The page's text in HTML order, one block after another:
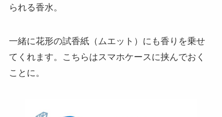
られる香水。
一緒に花形の試香紙（ムエット）にも香りを乗せ
てくれます。こちらはスマホケースに挟んでおく
ことに。